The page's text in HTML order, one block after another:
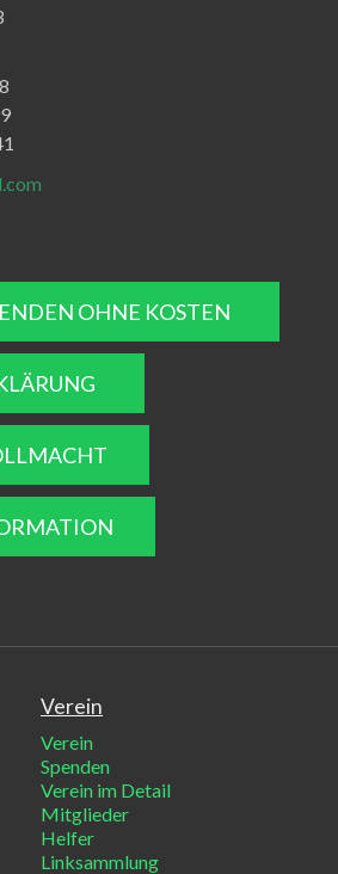
OHNE KOSTEN
Verein
Verein
Spenden
Verein im Detail
Mitglieder
Helfer
Linksammlung